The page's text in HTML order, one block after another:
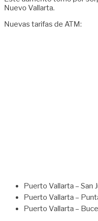
Nuevo Vallarta.
Nuevas tarifas de ATM:
Puerto Vallarta – San
Puerto Vallarta –
Puerto Vallarta –